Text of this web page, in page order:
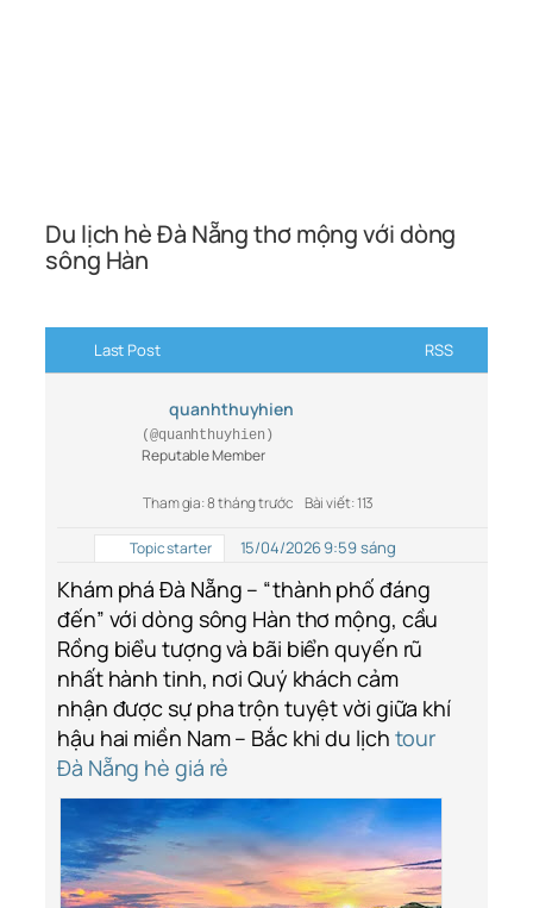
Du lịch hè Đà Nẵng thơ mộng với dòng
sông Hàn
Last Post RSS
quanhthuyhien
(@quanhthuyhien)
Reputable Member
Tham gia: 8 tháng trước Bài viết: 113
Topic starter 15/04/2026 9:59 sáng
Khám phá Đà Nẵng – “thành phố đáng
đến” với dòng sông Hàn thơ mộng, cầu
Rồng biểu tượng và bãi biển quyến rũ
nhất hành tinh, nơi Quý khách cảm
nhận được sự pha trộn tuyệt vời giữa khí
hậu hai miền Nam – Bắc khi du lịch tour
Đà Nẵng hè giá rẻ